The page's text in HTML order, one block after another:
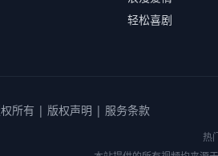
轻松喜剧
所有 | 版权声明 | 服务条款
热